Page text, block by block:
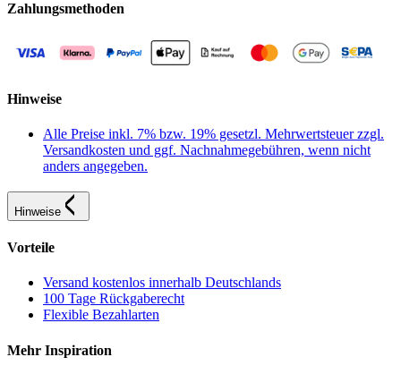
Zahlungsmethoden
Hinweise
Alle Preise inkl. 7% bzw. 19% gesetzl. Mehrwertsteuer zzgl.
Versandkosten und ggf. Nachnahmegebühren, wenn nicht
anders angegeben.
Hinweise
Vorteile
Versand kostenlos innerhalb Deutschlands
100 Tage Rückgaberecht
Flexible Bezahlarten
Mehr Inspiration